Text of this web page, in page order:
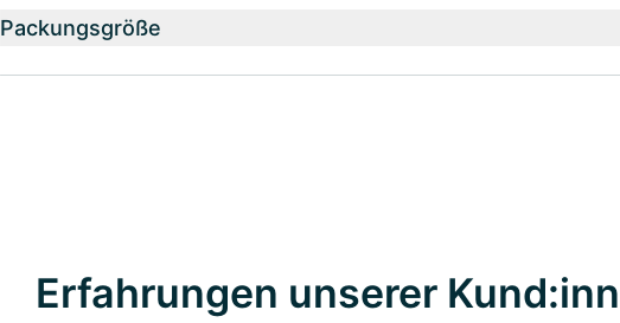
Packungsgröße
Erfahrungen unserer